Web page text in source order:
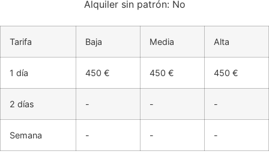
Alquiler sin patrón: No
Tarifa Baja Media Alta
1 día 450 € 450 € 450 €
2 días - - -
Semana - - -